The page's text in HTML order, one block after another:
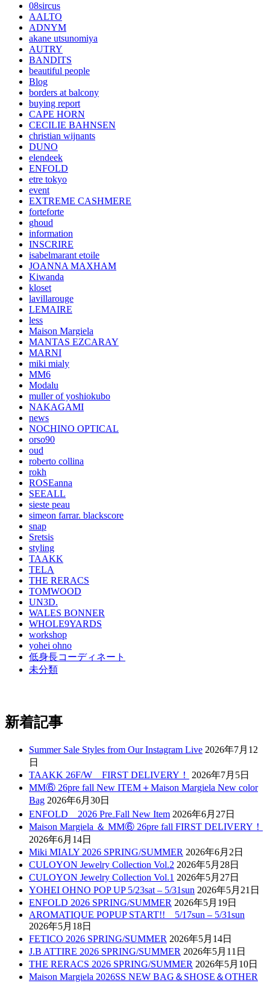
08sircus
AALTO
ADNYM
akane utsunomiya
AUTRY
BANDITS
beautiful people
Blog
borders at balcony
buying report
CAPE HORN
CECILIE BAHNSEN
christian wijnants
DUNO
elendeek
ENFOLD
etre tokyo
event
EXTREME CASHMERE
forteforte
ghoud
information
INSCRIRE
isabelmarant etoile
JOANNA MAXHAM
Kiwanda
kloset
lavillarouge
LEMAIRE
less
Maison Margiela
MANTAS EZCARAY
MARNI
miki mialy
MM6
Modalu
muller of yoshiokubo
NAKAGAMI
news
NOCHINO OPTICAL
orso90
oud
roberto collina
rokh
ROSEanna
SEEALL
sieste peau
simeon farrar. blackscore
snap
Sretsis
styling
TAAKK
TELA
THE RERACS
TOMWOOD
UN3D.
WALES BONNER
WHOLE9YARDS
workshop
yohei ohno
低身長コーディネート
未分類
新着記事
Summer Sale Styles from Our Instagram Live 2026年7月12
日
TAAKK 26F/W FIRST DELIVERY！
2026年7月5日
MM⑥ 26pre fall New ITEM＋Maison Margiela New color
Bag 2026年6月30日
ENFOLD 2026 Pre₋Fall New Item 2026年6月27日
Maison Margiela ＆ MM⑥ 26pre fall FIRST DELIVERY！
2026年6月14日
Miki MIALY 2026 SPRING/SUMMER 2026年6月2日
CULOYON Jewelry Collection Vol.2 2026年5月28日
CULOYON Jewelry Collection Vol.1 2026年5月27日
YOHEI OHNO POP UP 5/23sat – 5/31sun 2026年5月21日
ENFOLD 2026 SPRING/SUMMER 2026年5月19日
AROMATIQUE POPUP START!! 5/17sun – 5/31sun
2026年5月18日
FETICO 2026 SPRING/SUMMER 2026年5月14日
J.B ATTIRE 2026 SPRING/SUMMER 2026年5月11日
THE RERACS 2026 SPRING/SUMMER 2026年5月10日
Maison Margiela 2026SS NEW BAG＆SHOSE＆OTHER